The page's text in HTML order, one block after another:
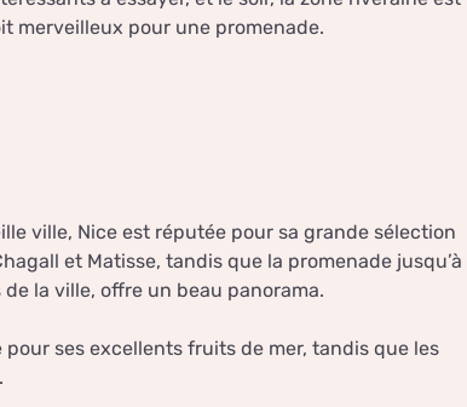
merveilleux pour une promenade.
ville, Nice est réputée pour sa grande sélection
et Matisse, tandis que la promenade jusqu’à
la ville, offre un beau panorama.
ses excellents fruits de mer, tandis que les